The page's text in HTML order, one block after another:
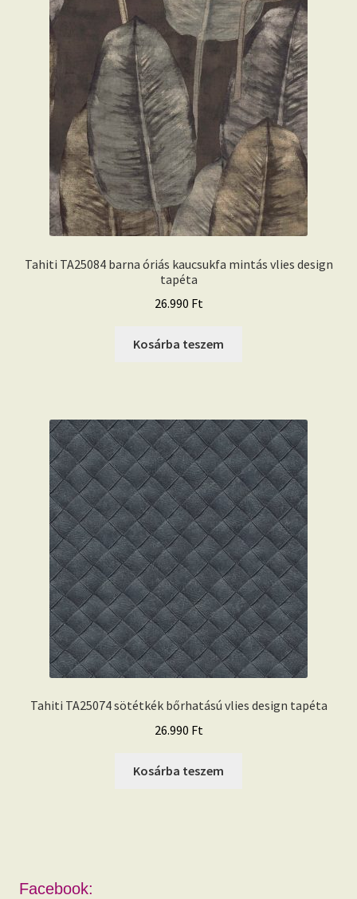
Tahiti TA25084 barna óriás kaucsukfa mintás vlies design
tapéta
26.990 Ft
Kosárba teszem
Tahiti TA25074 sötétkék bőrhatású vlies design tapéta
26.990 Ft
Kosárba teszem
Facebook: